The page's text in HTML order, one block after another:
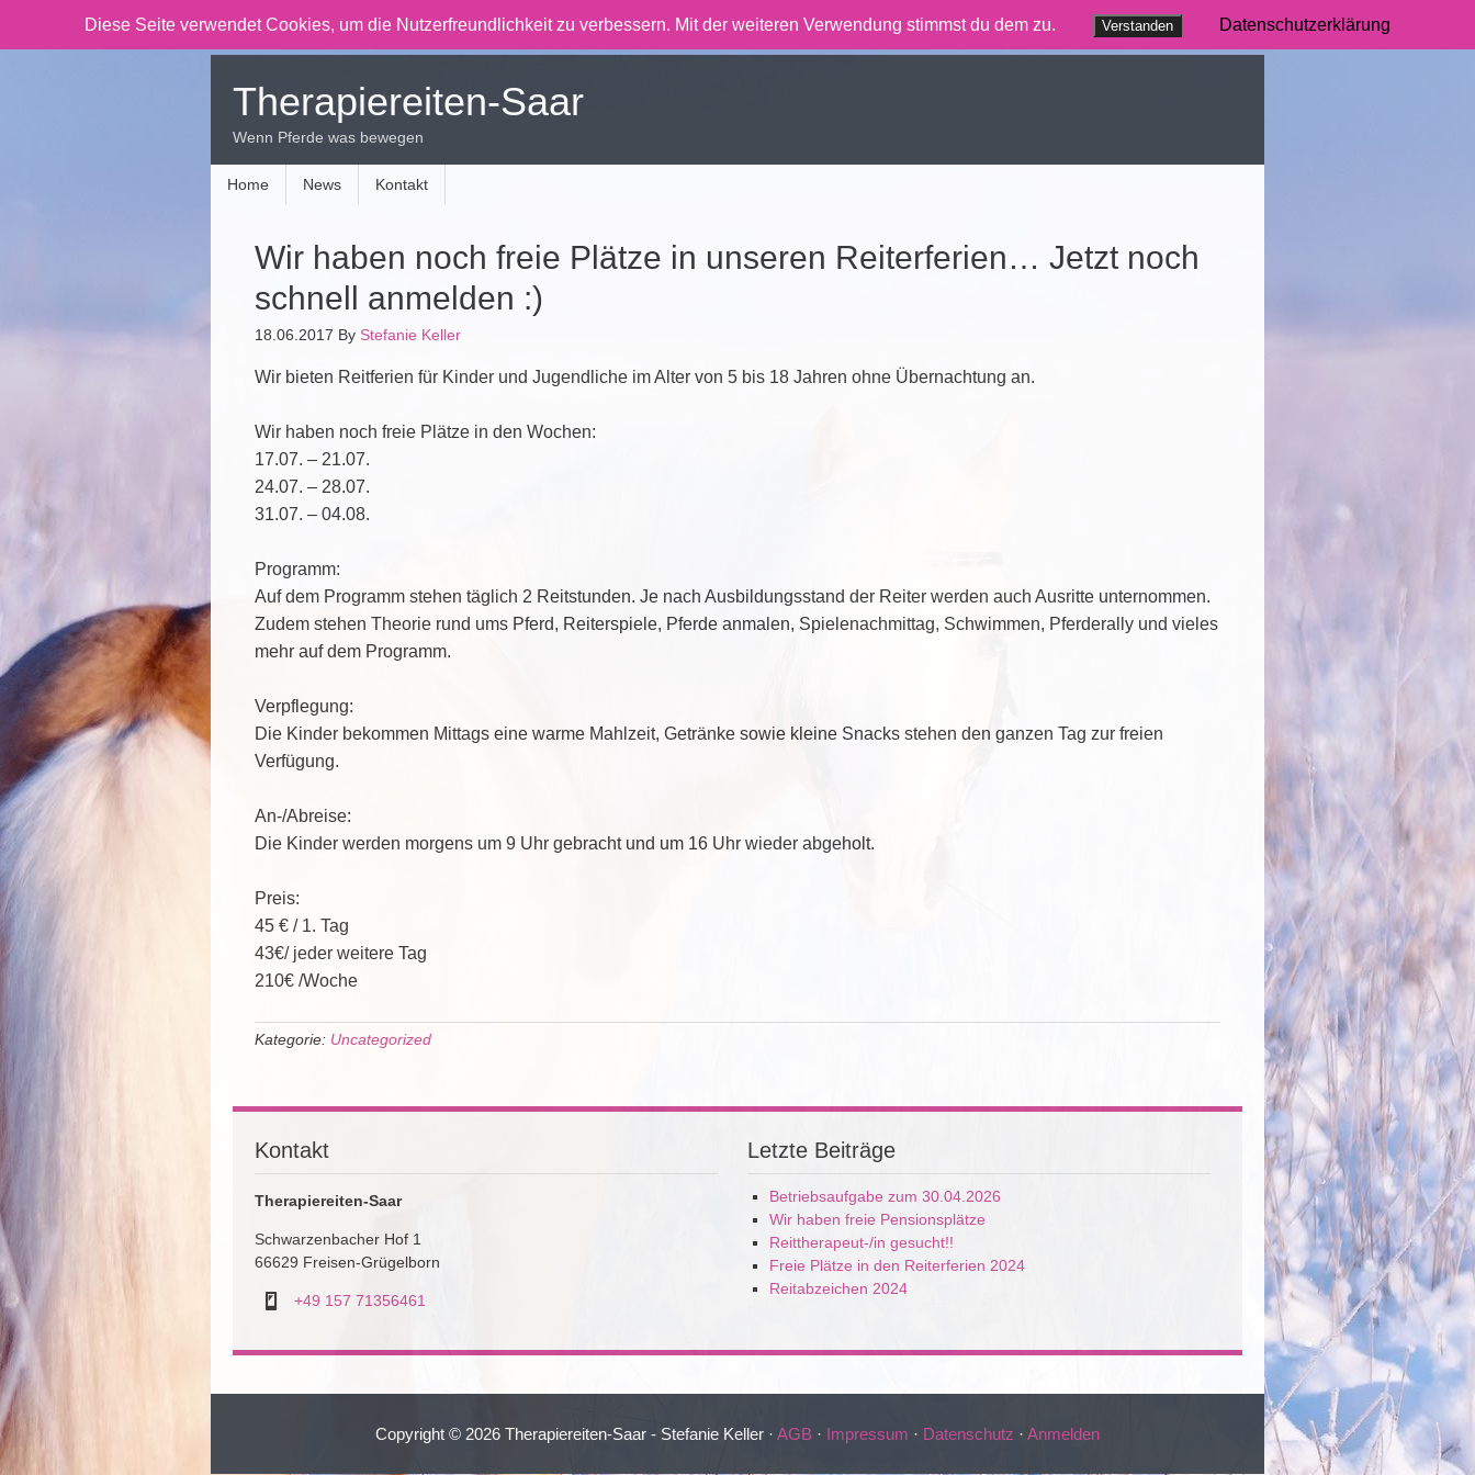
Therapiereiten-Saar
Wenn Pferde was bewegen
Home News Kontakt
Wir haben noch freie Plätze in unseren Reiterferien… Jetzt noch
schnell anmelden :)
18.06.2017 By Stefanie Keller
Wir bieten Reitferien für Kinder und Jugendliche im Alter von 5 bis 18 Jahren ohne Übernachtung an.
Wir haben noch freie Plätze in den Wochen:
17.07. – 21.07.
24.07. – 28.07.
31.07. – 04.08.
Programm:
Auf dem Programm stehen täglich 2 Reitstunden. Je nach Ausbildungsstand der Reiter werden auch Ausritte unternommen.
Zudem stehen Theorie rund ums Pferd, Reiterspiele, Pferde anmalen, Spielenachmittag, Schwimmen, Pferderally und vieles
mehr auf dem Programm.
Verpflegung:
Die Kinder bekommen Mittags eine warme Mahlzeit, Getränke sowie kleine Snacks stehen den ganzen Tag zur freien
Verfügung.
An-/Abreise:
Die Kinder werden morgens um 9 Uhr gebracht und um 16 Uhr wieder abgeholt.
Preis:
45 € / 1. Tag
43€/ jeder weitere Tag
210€ /Woche
Kategorie: Uncategorized
Kontakt
Therapiereiten-Saar
Schwarzenbacher Hof 1
66629 Freisen-Grügelborn
+49 157 71356461
Letzte Beiträge
Betriebsaufgabe zum 30.04.2026
Wir haben freie Pensionsplätze
Reittherapeut-/in gesucht!!
Freie Plätze in den Reiterferien 2024
Reitabzeichen 2024
Copyright © 2026 Therapiereiten-Saar - Stefanie Keller · AGB · Impressum · Datenschutz · Anmelden
Diese Seite verwendet Cookies, um die Nutzerfreundlichkeit zu verbessern. Mit der weiteren Verwendung stimmst du dem zu. Verstanden Datenschutzerklärung